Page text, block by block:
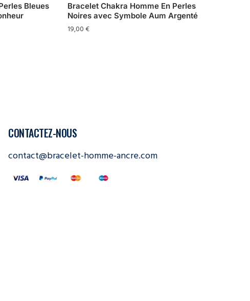
Bleues
Bracelet Chakra Homme En Perles
Noires avec Symbole Aum Argenté
19,00€
CONTACTEZ-NOUS
contact@bracelet-homme-ancre.com